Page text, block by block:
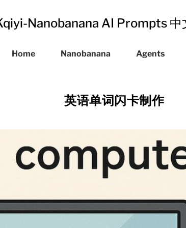
Nanobanana AI Prompts 中
Home Nanobanana Agents
英语单词闪卡制作